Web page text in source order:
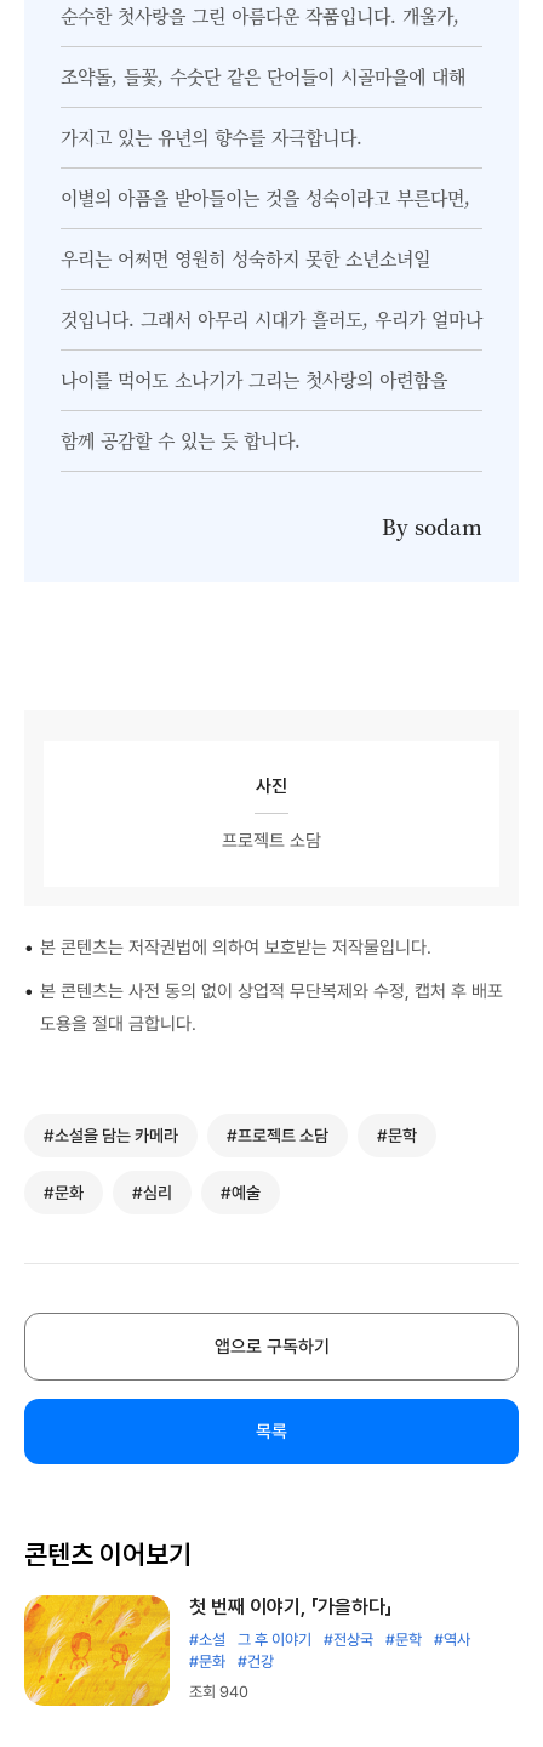
순수한 첫사랑을 그린 아름다운 작품입니다. 개울가,
조약돌, 들꽃, 수숫단 같은 단어들이 시골마을에 대해
가지고 있는 유년의 향수를 자극합니다.
이별의 아픔을 받아들이는 것을 성숙이라고 부른다면,
우리는 어쩌면 영원히 성숙하지 못한 소년소녀일
것입니다. 그래서 아무리 시대가 흘러도, 우리가 얼마나
나이를 먹어도 소나기가 그리는 첫사랑의 아련함을
함께 공감할 수 있는 듯 합니다.
By sodam
사진
프로젝트 소담
• 본 콘텐츠는 저작권법에 의하여 보호받는 저작물입니다.
• 본 콘텐츠는 사전 동의 없이 상업적 무단복제와 수정, 캡처 후 배포
도용을 절대 금합니다.
#소설을 담는 카메라 #프로젝트 소담 #문학
#문화 #심리 #예술
앱으로 구독하기
목록
콘텐츠 이어보기
첫 번째 이야기, 「가을하다」
#소설 그 후 이야기 #전상국 #문학
#역사
#문화
#건강
조회 940